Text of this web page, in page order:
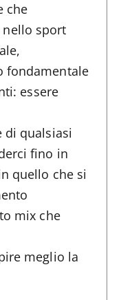
che
nello sport
fondamentale
essere
di qualsiasi
fino in
quello che si
mix che
meglio la